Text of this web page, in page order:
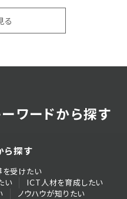
る
ーワードから探す
ら探す
を受けたい
い
ICT人材を育成したい
ノウハウが知りたい